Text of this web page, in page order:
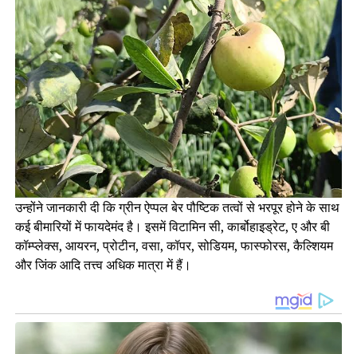
उन्होंने जानकारी दी कि ग्रीन ऐप्पल बेर पौष्टिक तत्वों से भरपूर होने के साथ
कई बीमारियों में फायदेमंद है। इसमें विटामिन सी, कार्बोहाइड्रेट, ए और बी
कॉम्प्लेक्स, आयरन, प्रोटीन, वसा, कॉपर, सोडियम, फास्फोरस, कैल्शियम
और जिंक आदि तत्त्व अधिक मात्रा में हैं।